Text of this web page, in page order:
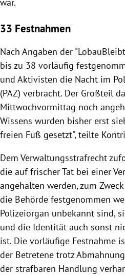
war.
33 Festnahmen
Nach Angaben der
bis zu 38 vorläufig
und Aktivisten die Nacht im
(PAZ) verbracht. Der Großteil
Mittwochvormittag noch
Wissens wurden bisher erst
freien Fuß gesetzt", teilte
Dem Verwaltungsstrafrecht
die auf frischer Tat bei einer
angehalten werden, zum
die Behörde festgenommen
Polizeiorgan unbekannt sind,
und die Identität auch sonst
ist. Die vorläufige Festnahme
der Betretene trotz
der strafbaren Handlung